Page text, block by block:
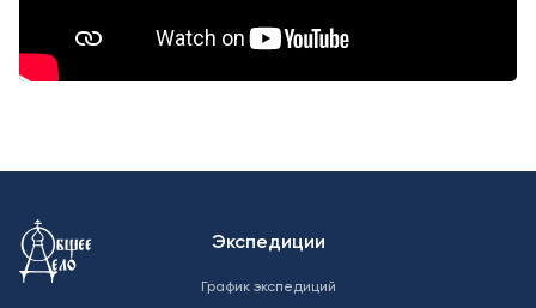
Меню в подвалеЭкспедиции
График экспедиций